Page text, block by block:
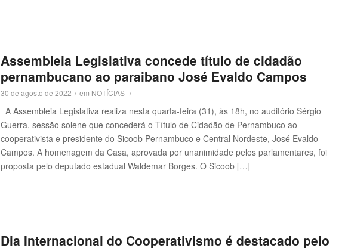
Assembleia Legislativa concede título de cidadão
pernambucano ao paraibano José Evaldo Campos
30 de agosto de 2022 / em NOTÍCIAS /
A Assembleia Legislativa realiza nesta quarta-feira (31), às 18h, no auditório Sérgio
Guerra, sessão solene que concederá o Título de Cidadão de Pernambuco ao
cooperativista e presidente do Sicoob Pernambuco e Central Nordeste, José Evaldo
Campos. A homenagem da Casa, aprovada por unanimidade pelos parlamentares, foi
proposta pelo deputado estadual Waldemar Borges. O Sicoob […]
Dia Internacional do Cooperativismo é destacado pelo